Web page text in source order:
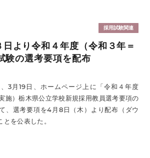
採用試験関連
より令和４年度（令和３年＝
験の選考要項を配布
3月19日、ホームページ上に「令和４年度
施）栃木県公立学校新規採用教員選考要項の
、選考要項を4月8日（木）より配布（ダウ
を公表した。